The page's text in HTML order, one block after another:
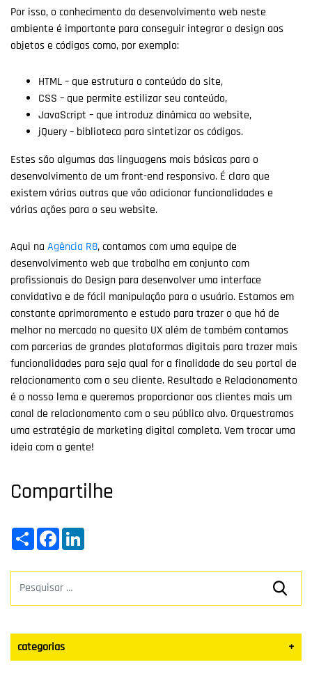
Por isso, o conhecimento do desenvolvimento web neste
ambiente é importante para conseguir integrar o design aos
objetos e códigos como, por exemplo:
HTML – que estrutura o conteúdo do site,
CSS – que permite estilizar seu conteúdo,
JavaScript – que introduz dinâmica ao website,
jQuery – biblioteca para sintetizar os códigos.
Estes são algumas das linguagens mais básicas para o
desenvolvimento de um front-end responsivo. É claro que
existem várias outras que vão adicionar funcionalidades e
várias ações para o seu website.
Aqui na Agência R8, contamos com uma equipe de
desenvolvimento web que trabalha em conjunto com
profissionais do Design para desenvolver uma interface
convidativa e de fácil manipulação para o usuário. Estamos em
constante aprimoramento e estudo para trazer o que há de
melhor no mercado no quesito UX além de também contamos
com parcerias de grandes plataformas digitais para trazer mais
funcionalidades para seja qual for a finalidade do seu portal de
relacionamento com o seu cliente. Resultado e Relacionamento
é o nosso lema e queremos proporcionar aos clientes mais um
canal de relacionamento com o seu público alvo. Orquestramos
uma estratégia de marketing digital completa. Vem trocar uma
ideia com a gente!
Compartilhe
ShareFacebook
categorias +